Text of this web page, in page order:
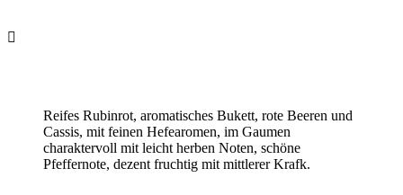

Reifes Rubinrot, aromatisches Bukett, rote Beeren und
Cassis, mit feinen Hefearomen, im Gaumen
charaktervoll mit leicht herben Noten, schöne
Pfeffernote, dezent fruchtig mit mittlerer Krafk.